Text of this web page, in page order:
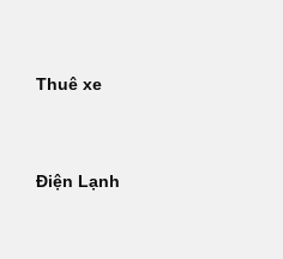
Thuê xe
Điện Lạnh